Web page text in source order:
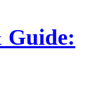
Guide: